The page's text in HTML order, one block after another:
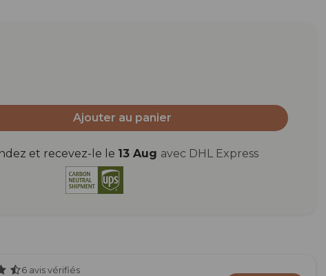
Ajouter au panier
et recevez-le le 13 Aug avec DHL Express
6 avis vérifiés